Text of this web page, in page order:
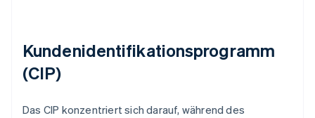
Kundenidentifikationsprogramm
(CIP)
Das CIP konzentriert sich darauf, während des